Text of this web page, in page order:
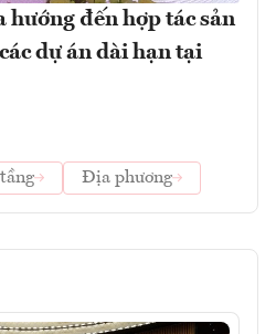
hướng đến hợp tác sản
dự án dài hạn tại
Địa phương